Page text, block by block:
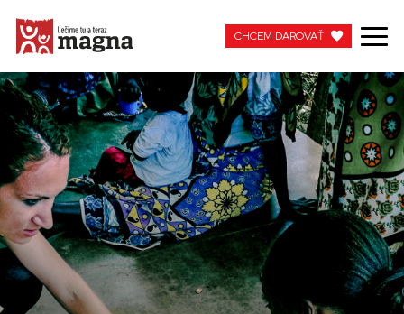
CHCEM DAROVAŤ
MOJA MAGNA
PRACUJTE S NAMI
CHCEM DAROVAŤ
Domů